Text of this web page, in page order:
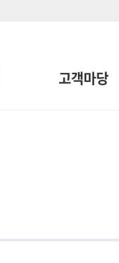
고객마당